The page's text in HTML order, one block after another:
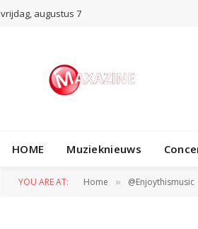
vrijdag, augustus 7
HOME Muzieknieuws
YOU ARE AT: Home » @Enjoythismusic
Azealia Banks